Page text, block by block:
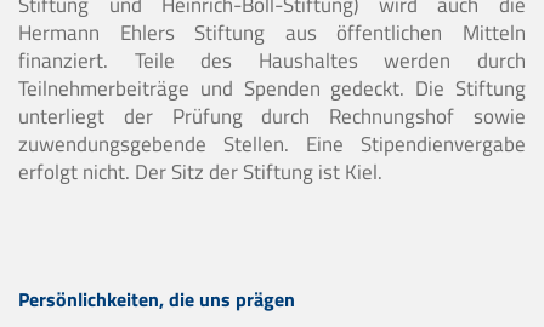
Hermann Ehlers Stiftung aus öffentlichen Mitteln
finanziert. Teile des Haushaltes werden durch
Teilnehmerbeiträge und Spenden gedeckt. Die Stiftung
unterliegt der Prüfung durch Rechnungshof sowie
zuwendungsgebende Stellen. Eine Stipendienvergabe
erfolgt nicht. Der Sitz der Stiftung ist Kiel.
Persönlichkeiten, die uns prägen